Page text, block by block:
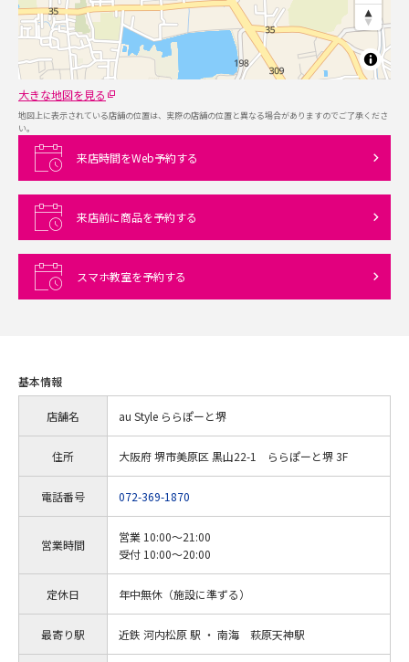
大きな地図を見る
地図上に表示されている店舗の位置は、実際の店舗の位置と異なる場合がありますのでご了承くださ
い。
来店時間をWeb予約する
来店前に商品を予約する
スマホ教室を予約する
基本情報
店舗名 au Style ららぽーと堺
住所 大阪府 堺市美原区 黒山22-1 ららぽーと堺 3F
電話番号 072-369-1870
営業時間
営業 10:00～21:00
受付 10:00～20:00
定休日 年中無休（施設に準ずる）
最寄り駅 近鉄 河内松原 駅 ・ 南海 萩原天神駅